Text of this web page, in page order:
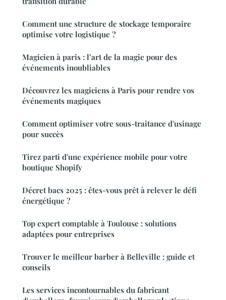
Comment une structure de stockage temporaire
optimise votre logistique ?
Magicien à paris : l’art de la magie pour des
événements inoubliables
Découvrez les magiciens à Paris pour rendre vos
événements magiques
Comment optimiser votre sous-traitance d'usinage
pour succès
Tirez parti d'une expérience mobile pour votre
boutique Shopify
Décret bacs 2025 : êtes-vous prêt à relever le défi
énergétique ?
Top expert comptable à Toulouse : solutions
adaptées pour entreprises
Trouver le meilleur barber à Belleville : guide et
conseils
Les services incontournables du fabricant